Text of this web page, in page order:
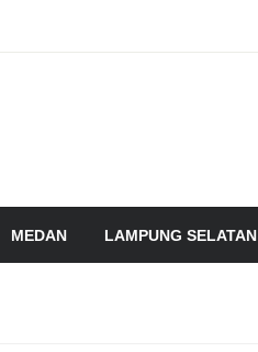
MEDAN LAMPUNG SELATAN